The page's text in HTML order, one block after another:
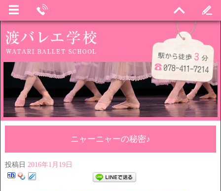
ニャーニャーの秘密♪
投稿日 2016年1月19日